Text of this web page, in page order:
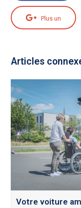
Plus un
Articles
Votre voiture